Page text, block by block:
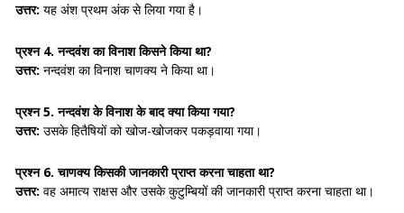
उत्तर: यह अंशप्रथम अंकसे लिया गया है।
प्रश्न 4. नन्दवंश का विनाश किसने किया था?
उत्तर: नन्दवंश का विनाशचाणक्य ने किया था।
प्रश्न 5. नन्दवंश के विनाश के बाद क्या किया गया?
उत्तर: उसकेहितैषियों को खोज-खोजकर पकड़वाया गया।
प्रश्न 6. चाणक्य किसकी जानकारी प्राप्त करना चाहता था?
उत्तर: वह अमात्य राक्षस और उसके कुटुम्बियोंकी जानकारी प्राप्त करना चाहता था।